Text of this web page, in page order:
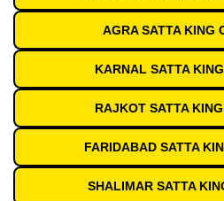
AGRA SATTA KING
KARNAL SATTA
RAJKOT SATTA
FARIDABAD SATTA
SHALIMAR SATTA